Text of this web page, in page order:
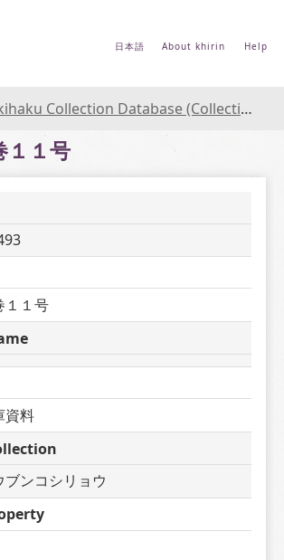
日本語 About khirin Help
Collection Database (Collections Database of the National Museum of Japanese History)
１１号
１１号
資料
ンコシリョウ